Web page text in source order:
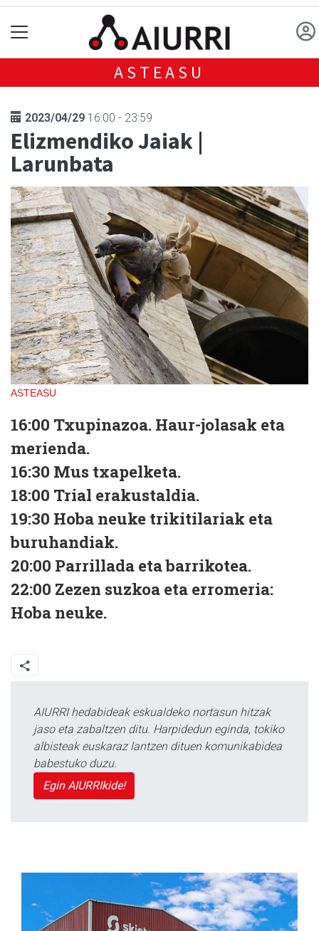
ASTEASU
2023/04/29 16:00 - 23:59
Elizmendiko Jaiak |
Larunbata
ASTEASU
16:00 Txupinazoa. Haur-jolasak eta
merienda.
16:30 Mus txapelketa.
18:00 Trial erakustaldia.
19:30 Hoba neuke trikitilariak eta
buruhandiak.
20:00 Parrillada eta barrikotea.
22:00 Zezen suzkoa eta erromeria:
Hoba neuke.
AIURRI hedabideak eskualdeko nortasun hitzak
jaso eta zabaltzen ditu. Harpidedun eginda, tokiko
albisteak euskaraz lantzen dituen komunikabidea
babestuko duzu.
Egin AIURRIkide!